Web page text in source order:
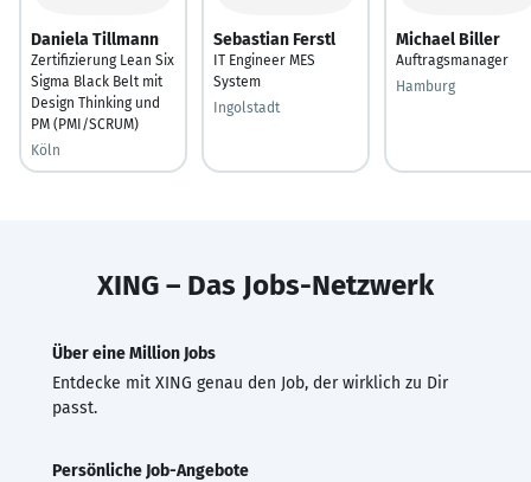
Daniela Tillmann
Zertifizierung Lean Six
Sigma Black Belt mit
Design Thinking und
PM (PMI/SCRUM)
Köln
Sebastian Ferstl
IT Engineer MES
System
Ingolstadt
Michael Biller
Auftragsmanager
Hamburg
XING – Das Jobs-Netzwerk
Über eine Million Jobs
Entdecke mit XING genau den Job, der wirklich zu Dir
passt.
Persönliche Job-Angebote